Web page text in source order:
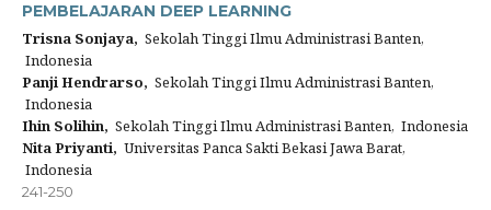
PEMBELAJARAN DEEP LEARNING
Trisna Sonjaya, Sekolah Tinggi Ilmu Administrasi Banten,
Indonesia
Panji Hendrarso, Sekolah Tinggi Ilmu Administrasi Banten,
Indonesia
Ihin Solihin, Sekolah Tinggi Ilmu Administrasi Banten, Indonesia
Nita Priyanti, Universitas Panca Sakti Bekasi Jawa Barat,
Indonesia
241-250